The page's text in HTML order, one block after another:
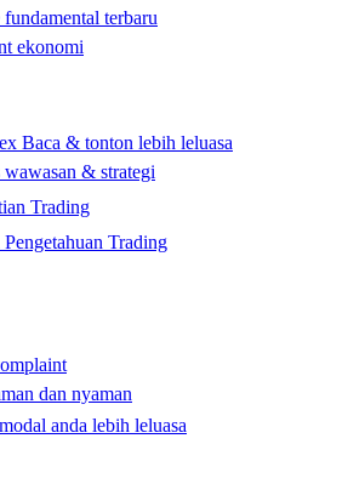
terbaru
ekonomi
Baca & tonton lebih leluasa
wawasan & strategi
Trading
Trading
dan nyaman
anda lebih leluasa